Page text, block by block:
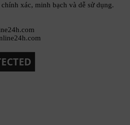
xác, minh bạch và dễ sử dụng.